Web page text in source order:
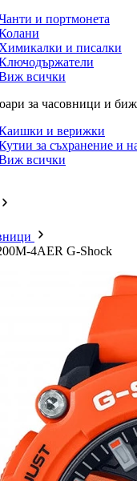
и портмонета
Химикалки и писалки
всички
за часовници и
и верижки
за съхранение и
всички
4AER G-Shock